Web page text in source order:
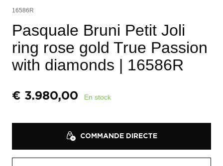
16586R
Pasquale Bruni Petit Joli
ring rose gold True Passion
with diamonds | 16586R
€ 3.980,00 En stock
COMMANDE DIRECTE